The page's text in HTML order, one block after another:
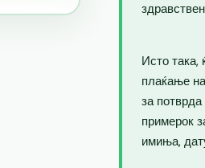
Исто така,
плаќање
за
примерок
имиња,